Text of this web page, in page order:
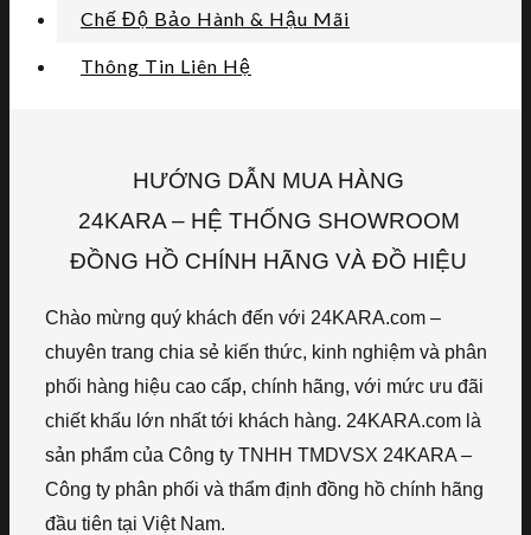
Chế Độ Bảo Hành & Hậu Mãi
Thông Tin Liên Hệ
HƯỚNG DẪN MUA HÀNG
24KARA – HỆ THỐNG SHOWROOM
ĐỒNG HỒ CHÍNH HÃNG VÀ ĐỒ HIỆU
Chào mừng quý khách đến với 24KARA.com –
chuyên trang chia sẻ kiến thức, kinh nghiệm và phân
phối hàng hiệu cao cấp, chính hãng, với mức ưu đãi
chiết khấu lớn nhất tới khách hàng. 24KARA.com là
sản phẩm của Công ty TNHH TMDVSX 24KARA –
Công ty phân phối và thẩm định đồng hồ chính hãng
đầu tiên tại Việt Nam.